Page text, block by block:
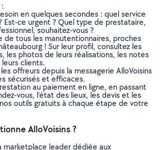
en quelques secondes : quel service
Est-ce urgent ? Quel type de prestataire,
souhaitez-vous ?
de tous les manutentionnaires, proches
! Sur leur profil, consultez les
les photos de leurs réalisations, les notes
clients.
offreurs depuis la messagerie AlloVoisins
sécurisés et efficaces.
au paiement en ligne, en passant
vous, l’état des lieux, les devis et les
outils gratuits à chaque étape de votre
AlloVoisins ?
marketplace leader dédiée aux